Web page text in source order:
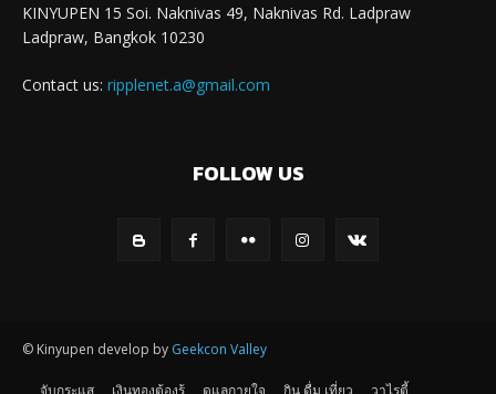
KINYUPEN 15 Soi. Naknivas 49, Naknivas Rd. Ladpraw
Ladpraw, Bangkok 10230
Contact us: ripplenet.a@gmail.com
FOLLOW US
© Kinyupen develop by Geekcon Valley
จับกระแส เงินทองต้องรู้ ดูแลกายใจ กิน ดื่ม เที่ยว วาไรตี้